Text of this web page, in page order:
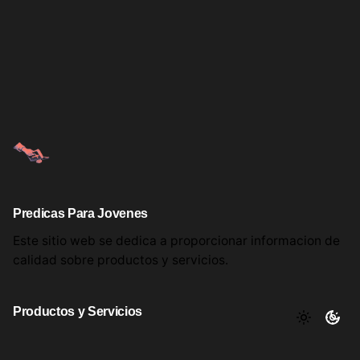
Predicas Para Jovenes
Este sitio web se dedica a proporcionar informacion de
calidad sobre productos y servicios.
Productos y Servicios